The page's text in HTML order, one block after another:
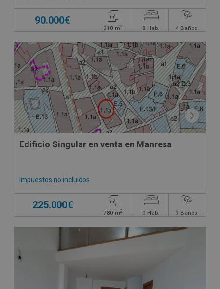
90.000€
310 m2 8 Hab. 4 Baños
Edificio Singular en venta en Manresa
Impuestos no incluidos
225.000€
780 m2 9 Hab. 9 Baños
CONDICIONES ESPECIALES